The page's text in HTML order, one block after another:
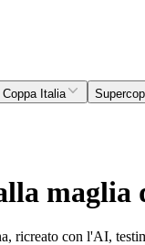
Coppa Italia
maglia
ricreato con l'AI,